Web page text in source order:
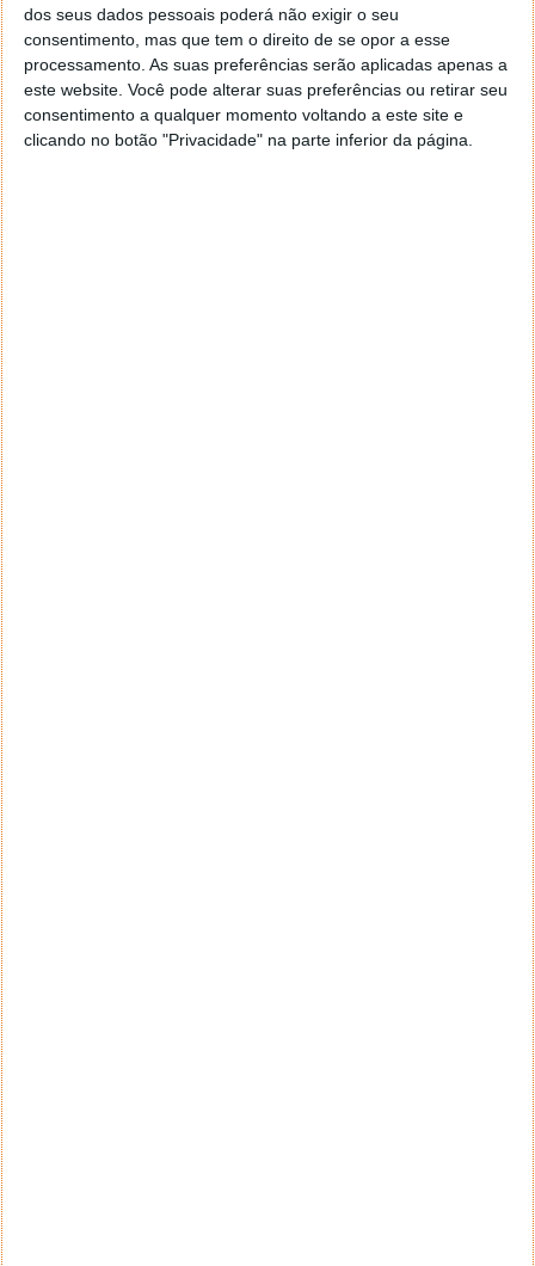
dos seus dados pessoais poderá não exigir o seu
consentimento, mas que tem o direito de se opor a esse
processamento. As suas preferências serão aplicadas apenas a
este website. Você pode alterar suas preferências ou retirar seu
consentimento a qualquer momento voltando a este site e
clicando no botão "Privacidade" na parte inferior da página.